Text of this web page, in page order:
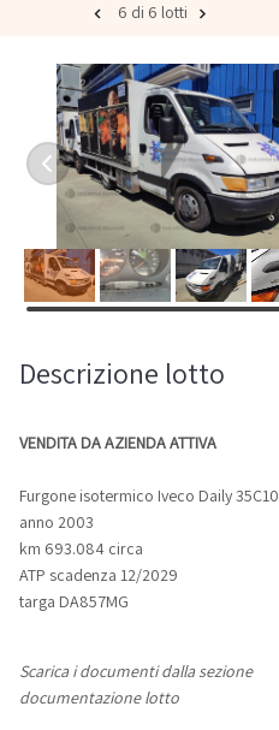
6 di 6 lotti
Descrizione lotto
VENDITA DA AZIENDA ATTIVA
Furgone isotermico Iveco Daily 35C10
anno 2003
km 693.084 circa
ATP scadenza 12/2029
targa DA857MG
Scarica i documenti dalla sezione
documentazione lotto